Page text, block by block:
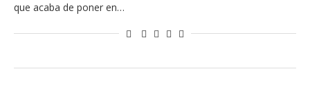
que acaba de poner en…